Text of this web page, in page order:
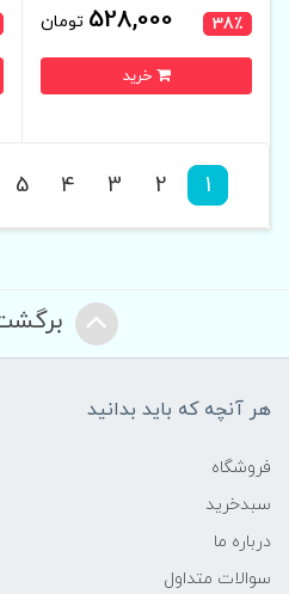
38٪ 528,000 تومان
1
2
3
4
5
هر آنچه که باید بدانید
فروشگاه
سبدخرید
درباره ما
سوالات متداول